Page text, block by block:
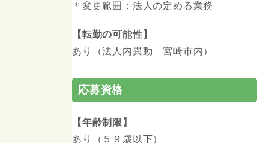
＊変更範囲：法人の定める業務
【転勤の可能性】
あり（法人内異動 宮崎市内）
応募資格
【年齢制限】
あり（５９歳以下）